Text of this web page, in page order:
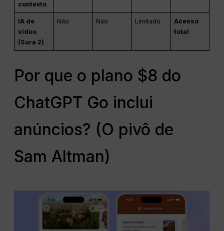
contexto
IA de
vídeo
(Sora 2)
Não Não Limitado
Acesso
total
Por que o plano $8 do
ChatGPT Go inclui
anúncios? (O pivô de
Sam Altman)